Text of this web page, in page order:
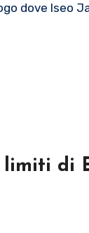
dove Iseo
limiti di